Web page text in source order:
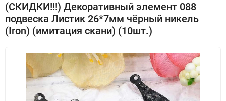
(СКИДКИ!!!) Декоративный элемент 088
подвеска Листик 26*7мм чёрный никель
(Iron) (имитация скани) (10шт.)